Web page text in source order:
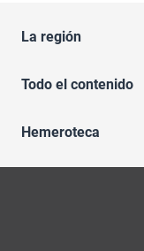
La región
Todo el contenido
Hemeroteca